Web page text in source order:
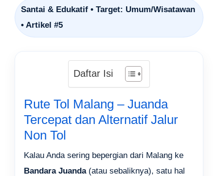
Santai & Edukatif • Target: Umum/Wisatawan
• Artikel #5
Daftar Isi
Rute Tol Malang – Juanda
Tercepat dan Alternatif Jalur
Non Tol
Kalau Anda sering bepergian dari Malang ke
Bandara Juanda(atau sebaliknya), satu hal